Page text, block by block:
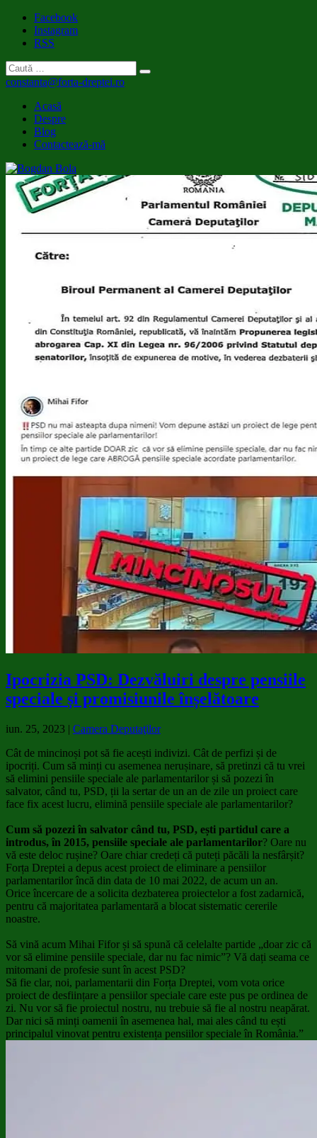
Facebook
Instagram
RSS
constanta@forta-dreptei.ro
Acasă
Despre
Blog
Contactează-mă
Ipocrizia PSD: Dezvăluiri despre pensiile
speciale și promisiunile înșelătoare
iun. 25, 2023 | Camera Deputaţilor
Cât de mincinoși pot să fie acești indivizi. Cât de perfizi și de
ipocriți. Cum să minți cu asemenea nerușinare, să pretinzi că tu vrei
să elimini pensiile speciale ale parlamentarilor și să pozezi în
salvator, când tu, PSD, ții la sertar de un an de zile un proiect care
face fix acest lucru, elimină pensiile speciale ale parlamentarilor?
Cum să pozezi în salvator când tu, PSD, ești partidul care a
introdus, în 2015, pensiile speciale ale parlamentarilor? Oare nu
vă este deloc rușine? Oare chiar credeți că puteți păcăli la nesfârșit?
Forța Dreptei a depus acest proiect de eliminare a pensiilor
parlamentarilor încă din data de 10 mai 2022, de acum un an.
Orice încercare de a solicita dezbaterea proiectelor a fost zadarnică,
pentru că majoritatea parlamentară a blocat sistematic cererile
noastre.
Să vină acum Mihai Fifor și să spună că celelalte partide „doar zic că
vor să elimine pensiile speciale, dar nu fac nimic”? Vă dați seama ce
mitomani de profesie sunt în acest PSD?
Să fie clar, noi, parlamentarii din Forța Dreptei, vom vota orice
proiect de desființare a pensiilor speciale care este pus pe ordinea de
zi. Nu vor să fie proiectul nostru, nu trebuie să fie al nostru neapărat.
Dar nici să minți oamenii în asemenea hal, mai ales când tu ești
principalul vinovat pentru existența pensiilor speciale în România.”